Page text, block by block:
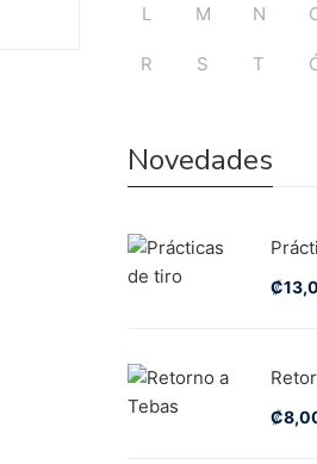
L M N
R S T
Novedades
₡
₡